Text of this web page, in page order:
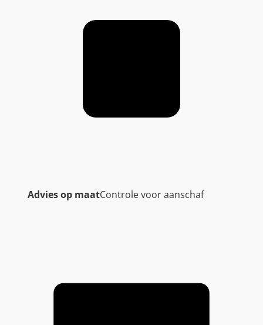
Advies op maatControle voor aanschaf